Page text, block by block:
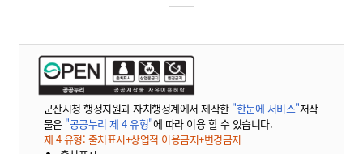
군산시청 행정지원과 자치행정계에서 제작한 "한눈에 서비스"저작
물은 "공공누리 제 4 유형"에 따라 이용 할 수 있습니다.
제 4 유형: 출처표시+상업적 이용금지+변경금지